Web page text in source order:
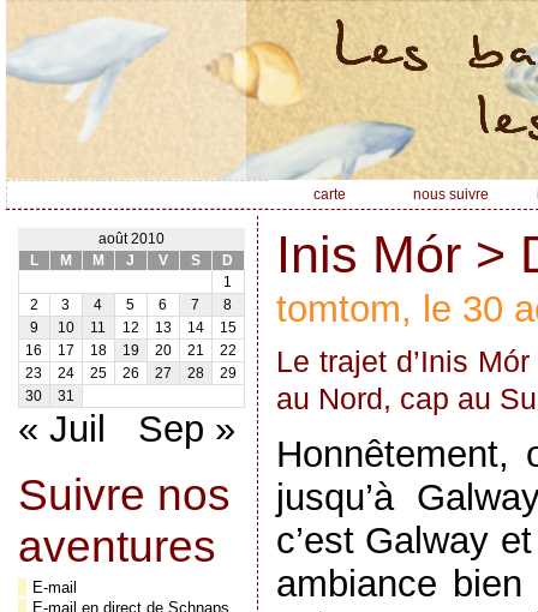
carte nous suivre
août 2010
L
M M J V S
D
1
2
3 4 5 6 7
8
9
10 11 12 13 14
15
16
17 18 19 20 21
22
23
24 25 26 27 28
29
30
31
« Juil Sep »
Suivre nos
aventures
E-mail
E-mail en direct de Schnaps
Inis Mór >
tomtom, le 30
Le trajet d’Inis
au Nord, cap au
Honnêtement,
jusqu’à
c’est Galway
ambiance